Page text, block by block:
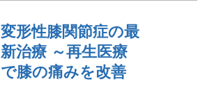
変形性膝関節症の最
新治療 ～再生医療
で膝の痛みを改善